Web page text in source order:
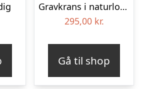
Gravkrans i naturlook – Blomster til begravelse
295,00 kr.
Gå til shop